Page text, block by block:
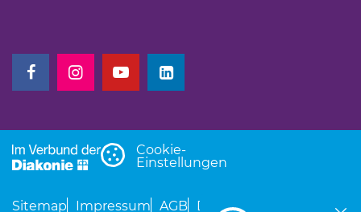
(Link öffnet einen neuen Tab)
(Link öffnet einen neuen Tab)
(Link öffnet einen neuen Tab)
(Link öffnet einen neuen Tab)
Cookie-
Einstellungen
Sitemap Impressum AGB Datenschutz